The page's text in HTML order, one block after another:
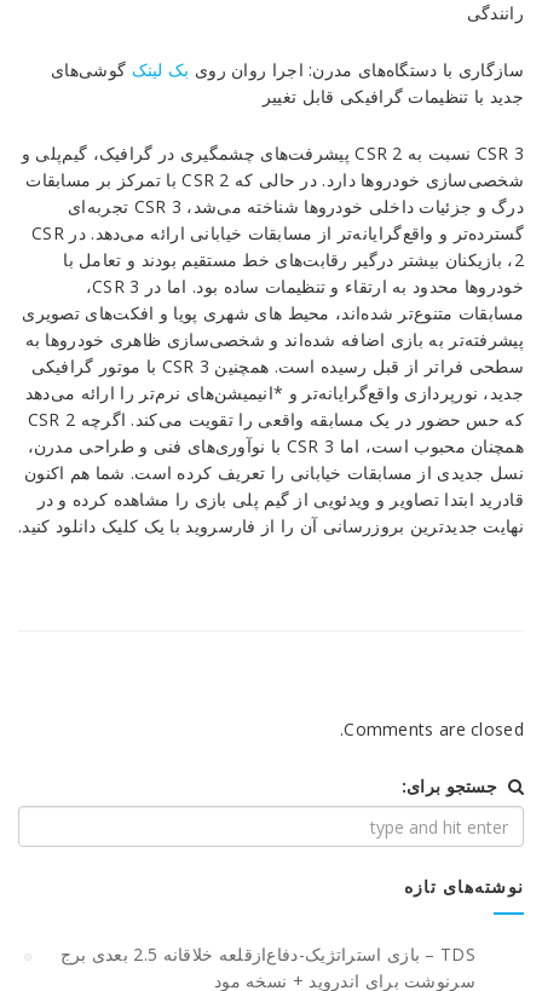
رانندگی
سازگاری با دستگاه‌های مدرن: اجرا روان روی بک لینک گوشی‌های
جدید با تنظیمات گرافیکی قابل تغییر
CSR 3 نسبت به CSR 2 پیشرفت‌های چشمگیری در گرافیک، گیم‌پلی و
شخصی‌سازی خودروها دارد. در حالی که CSR 2 با تمرکز بر مسابقات
درگ و جزئیات داخلی خودروها شناخته می‌شد، CSR 3 تجربه‌ای
گسترده‌تر و واقع‌گرایانه‌تر از مسابقات خیابانی ارائه می‌دهد. در CSR
2، بازیکنان بیشتر درگیر رقابت‌های خط مستقیم بودند و تعامل با
خودروها محدود به ارتقاء و تنظیمات ساده بود. اما در CSR 3،
مسابقات متنوع‌تر شده‌اند، محیط‌ های شهری پویا و افکت‌های تصویری
پیشرفته‌تر به بازی اضافه شده‌اند و شخصی‌سازی ظاهری خودروها به
سطحی فراتر از قبل رسیده است. همچنین CSR 3 با موتور گرافیکی
جدید، نورپردازی واقع‌گرایانه‌تر و *انیمیشن‌های نرم‌تر را ارائه می‌دهد
که حس حضور در یک مسابقه واقعی را تقویت می‌کند. اگرچه CSR 2
همچنان محبوب است، اما CSR 3 با نوآوری‌های فنی و طراحی مدرن،
نسل جدیدی از مسابقات خیابانی را تعریف کرده است. شما هم اکنون
قادرید ابتدا تصاویر و ویدئویی از گیم پلی بازی را مشاهده کرده و در
نهایت جدیدترین بروزرسانی آن را از فارسروید با یک کلیک دانلود کنید.
Comments are closed.
جستجو برای:
نوشته‌های تازه
TDS – بازی استراتژیک-دفاع‌از‌قلعه خلاقانه 2.5 بعدی برج
سرنوشت برای اندروید + نسخه مود